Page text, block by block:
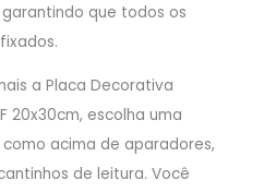
que todos os
a Placa Decorativa
20x30cm, escolha uma
acima de aparadores,
de leitura. Você